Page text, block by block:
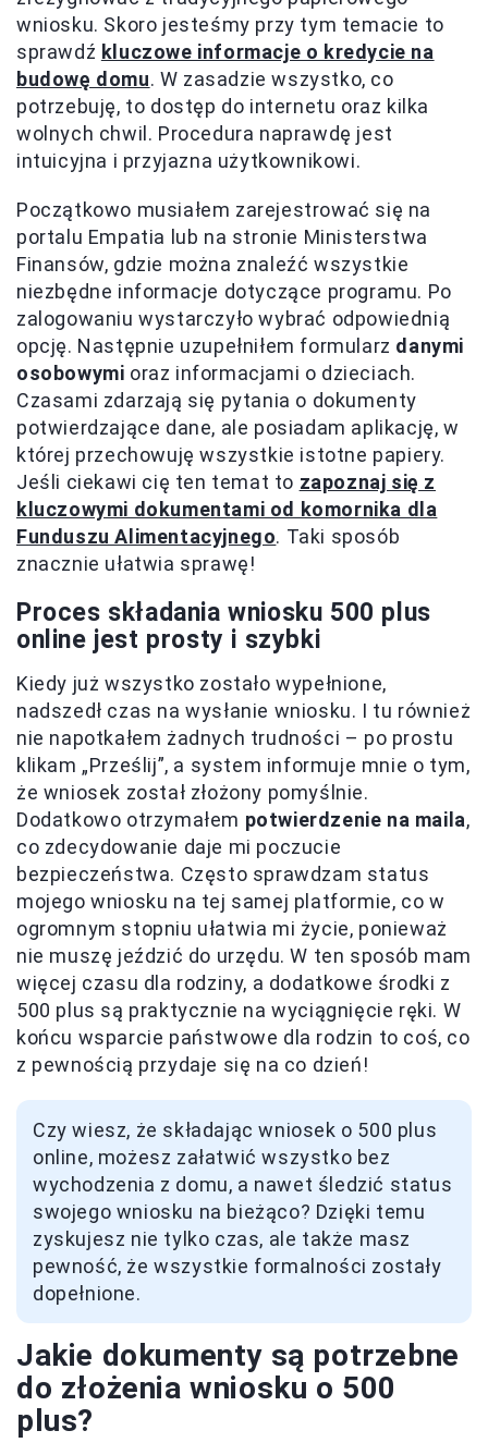
wniosku. Skoro jesteśmy przy tym temacie to
sprawdź kluczowe informacje o kredycie na
budowę domu. W zasadzie wszystko, co
potrzebuję, to dostęp do internetu oraz kilka
wolnych chwil. Procedura naprawdę jest
intuicyjna i przyjazna użytkownikowi.
Początkowo musiałem zarejestrować się na
portalu Empatia lub na stronie Ministerstwa
Finansów, gdzie można znaleźć wszystkie
niezbędne informacje dotyczące programu. Po
zalogowaniu wystarczyło wybrać odpowiednią
opcję. Następnie uzupełniłem formularz danymi
osobowymi oraz informacjami o dzieciach.
Czasami zdarzają się pytania o dokumenty
potwierdzające dane, ale posiadam aplikację, w
której przechowuję wszystkie istotne papiery.
Jeśli ciekawi cię ten temat to zapoznaj się z
kluczowymi dokumentami od komornika dla
Funduszu Alimentacyjnego. Taki sposób
znacznie ułatwia sprawę!
Proces składania wniosku 500 plus
online jest prosty i szybki
Kiedy już wszystko zostało wypełnione,
nadszedł czas na wysłanie wniosku. I tu również
nie napotkałem żadnych trudności – po prostu
klikam „Prześlij”, a system informuje mnie o tym,
że wniosek został złożony pomyślnie.
Dodatkowo otrzymałem potwierdzenie na maila,
co zdecydowanie daje mi poczucie
bezpieczeństwa. Często sprawdzam status
mojego wniosku na tej samej platformie, co w
ogromnym stopniu ułatwia mi życie, ponieważ
nie muszę jeździć do urzędu. W ten sposób mam
więcej czasu dla rodziny, a dodatkowe środki z
500 plus są praktycznie na wyciągnięcie ręki. W
końcu wsparcie państwowe dla rodzin to coś, co
z pewnością przydaje się na co dzień!
Czy wiesz, że składając wniosek o 500 plus
online, możesz załatwić wszystko bez
wychodzenia z domu, a nawet śledzić status
swojego wniosku na bieżąco? Dzięki temu
zyskujesz nie tylko czas, ale także masz
pewność, że wszystkie formalności zostały
dopełnione.
Jakie dokumenty są potrzebne
do złożenia wniosku o 500
plus?